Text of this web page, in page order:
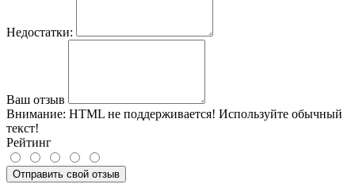
Недостатки:
Ваш отзыв
Внимание: HTML не поддерживается! Используйте обычный
текст!
Рейтинг
Отправить свой отзыв